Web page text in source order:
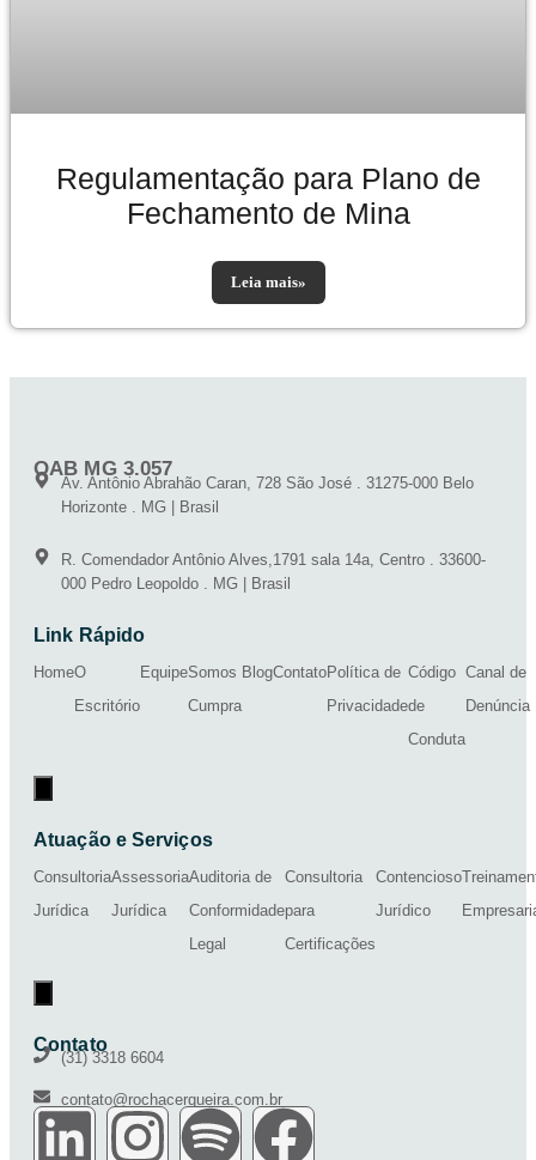
Regulamentação para Plano de
Fechamento de Mina
Leia mais»
OAB MG 3.057
Av. Antônio Abrahão Caran, 728 São José . 31275-000 Belo
Horizonte . MG | Brasil
R. Comendador Antônio Alves,1791 sala 14a, Centro . 33600-
000 Pedro Leopoldo . MG | Brasil
Link Rápido
HomeO
Escritório
EquipeSomos
Cumpra
BlogContatoPolítica de
Privacidade
Código
de
Conduta
Canal de
Denúncia
Atuação e Serviços
Consultoria
Jurídica
Assessoria
Jurídica
Auditoria de
Conformidade
Legal
Consultoria
para
Certificações
Contencioso
Jurídico
Contato
(31) 3318 6604
contato@rochacerqueira.com.br